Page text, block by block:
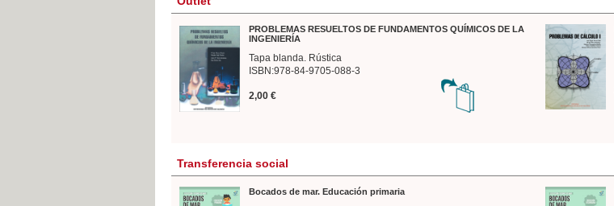
PROBLEMAS RESUELTOS DE FUNDAMENTOS QUÍMICOS DE LA
INGENIERÍA
Tapa blanda. Rústica
ISBN:978-84-9705-088-3
2,00 €
Transferencia social
Bocados de mar. Educación primaria